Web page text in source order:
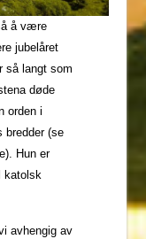
å være
jubelåret
så langt som
døde
orden i
bredder (se
Hun er
katolsk
avhengig av